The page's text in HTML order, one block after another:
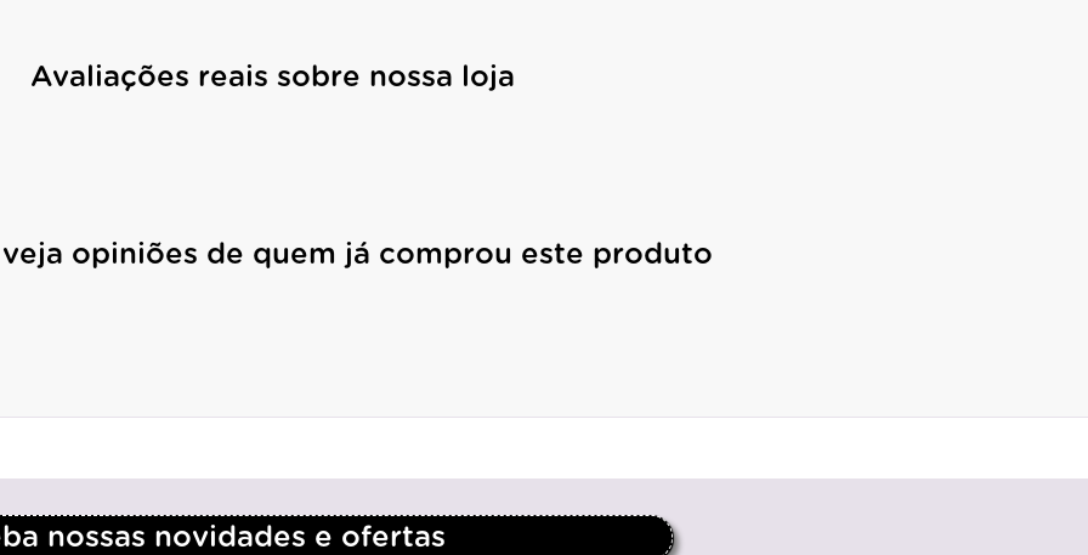
Avaliações reais sobre nossa loja
opiniões de quem já comprou este produto
nossas novidades e ofertas